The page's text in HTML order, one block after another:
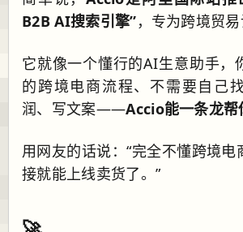
B2B AI搜索引擎”，专为跨境贸易
它就像一个懂行的AI生意助手，
的跨境电商流程、不需要自己
润、写文案——Accio能一条龙帮
用网友的话说：“完全不懂跨境电
接就能上线卖货了。”